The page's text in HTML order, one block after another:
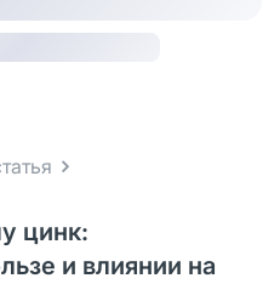
цинк:
и влиянии на